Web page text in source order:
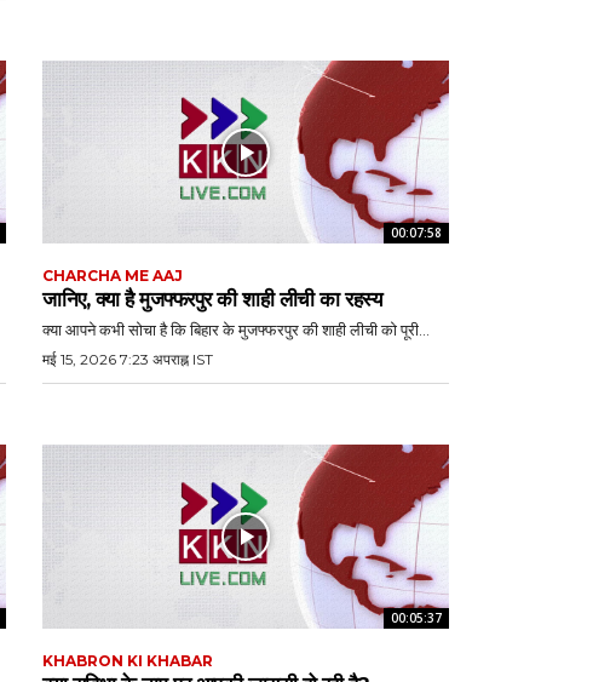
00:07:58
CHARCHA ME AAJ
जानिए, क्या है मुजफ्फरपुर की शाही लीची का रहस्य
क्या आपने कभी सोचा है कि बिहार के मुजफ्फरपुर की शाही लीची को पूरी...
मई 15, 2026 7:23 अपराह्न IST
00:05:37
KHABRON KI KHABAR